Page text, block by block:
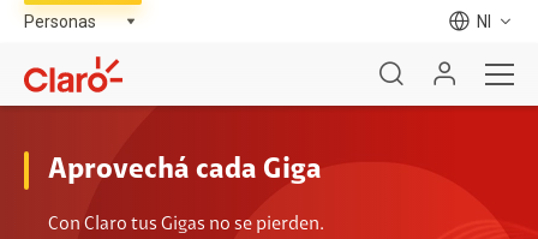
NI
Aprovechá cada Giga
Con Claro tus Gigas no se pierden.